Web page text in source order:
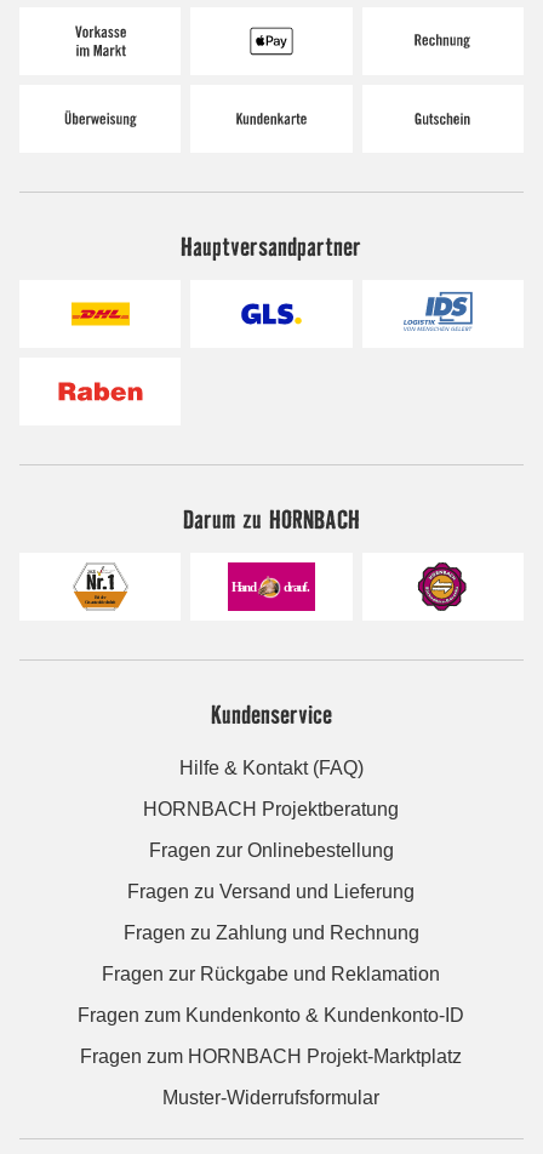
Hauptversandpartner
Darum zu HORNBACH
Kundenservice
Hilfe & Kontakt (FAQ)
HORNBACH Projektberatung
Fragen zur Onlinebestellung
Fragen zu Versand und Lieferung
Fragen zu Zahlung und Rechnung
Fragen zur Rückgabe und Reklamation
Fragen zum Kundenkonto & Kundenkonto-ID
Fragen zum HORNBACH Projekt-Marktplatz
Muster-Widerrufsformular